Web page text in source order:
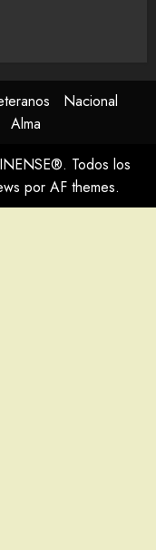
Nacional
Alma
Todos los
por AF themes.